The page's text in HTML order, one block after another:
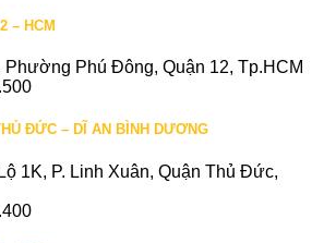
– HCM
Phú Đông, Quận 12, Tp.HCM
ĐỨC – DĨ AN BÌNH DƯƠNG
1K, P. Linh Xuân, Quận Thủ Đức,